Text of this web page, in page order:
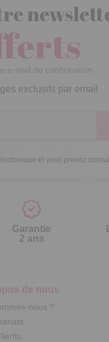
e-mail de confirmation
exclusifs par email
et vous prenez
Garantie
2 ans
de nous
nous ?